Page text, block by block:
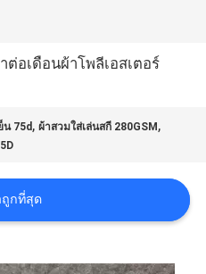
ต่อเดือนผ้าโพลีเอสเตอร์
น 75d ,ผ้าสวมใส่เล่นสกี 280GSM ,
ถูกที่สุด